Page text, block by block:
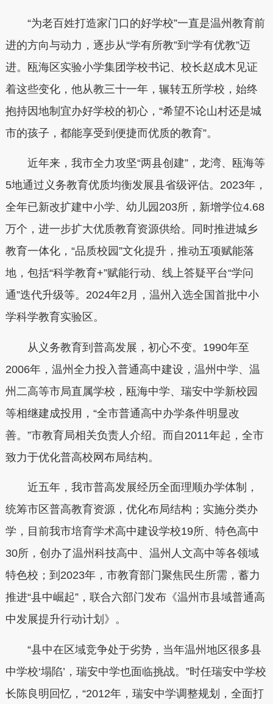
“为老百姓打造家门口的好学校”一直是温州教育前
进的方向与动力，逐步从“学有所教”到“学有优教”迈
进。瓯海区实验小学集团学校书记、校长赵成木见证
着这些变化，他从教三十一年，辗转五所学校，始终
抱持因地制宜办好学校的初心，“希望不论山村还是城
市的孩子，都能享受到便捷而优质的教育”。
近年来，我市全力攻坚“两县创建”，龙湾、瓯海等
5地通过义务教育优质均衡发展县省级评估。2023年，
全年已新改扩建中小学、幼儿园203所，新增学位4.68
万个，进一步扩大优质教育资源供给。同时推进城乡
教育一体化，“品质校园”文化提升，推动五项赋能落
地，包括“科学教育+”赋能行动、线上答疑平台“学问
通”迭代升级等。2024年2月，温州入选全国首批中小
学科学教育实验区。
从义务教育到普高发展，初心不变。1990年至
2006年，温州全力投入普通高中建设，温州中学、温
州二高等市局直属学校，瓯海中学、瑞安中学新校园
等相继建成投用，“全市普通高中办学条件明显改
善。”市教育局相关负责人介绍。而自2011年起，全市
致力于优化普高校网布局结构。
近五年，我市普高发展经历全面理顺办学体制，
统筹市区普高教育资源，优化布局结构；实施分类办
学，目前我市培育学术高中建设学校19所、特色高中
30所，创办了温州科技高中、温州人文高中等各领域
特色校；到2023年，市教育部门聚焦民生所需，蓄力
推进“县中崛起”，联合六部门发布《温州市县域普通高
中发展提升行动计划》。
“县中在区域竞争处于劣势，当年温州地区很多县
中学校‘塌陷’，瑞安中学也面临挑战。”时任瑞安中学校
长陈良明回忆，“2012年，瑞安中学调整规划，全面打